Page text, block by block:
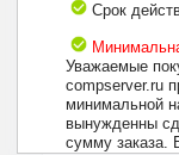
Срок
Уважаемые
compserver.ru
минимальной
вынужденны
сумму заказа.